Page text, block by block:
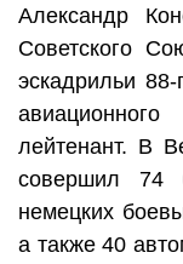
Александр
Советского
эскадрильи 88-
лейтенант. В
совершил 74
немецких
а также 40